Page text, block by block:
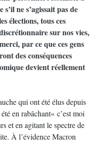
ne s’agissait pas de
élections, tous ces
sur nos vies,
par ce que ces gens
des conséquences
devient réellement
qui ont été élus depuis
en rabâchant« c’est moi
et en agitant le spectre de
À l’évidence Macron